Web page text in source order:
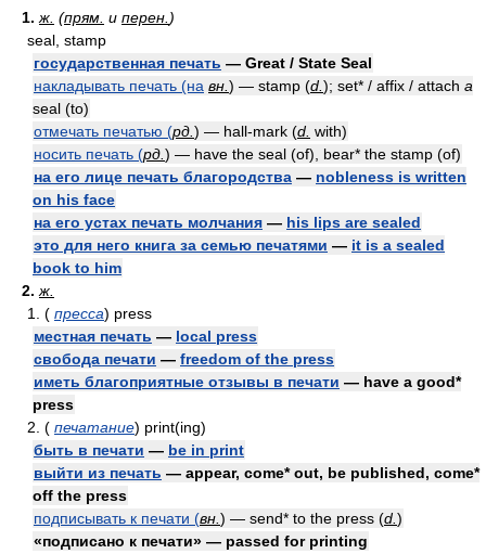
1. ж. (прям. и перен. )
seal, stamp
государственная печать — Great / State Seal
накладывать печать (на вн. ) — stamp (d. ); set* / affix / attach a
seal (to)
отмечать печатью (рд. ) — hall-mark (d. with)
носить печать (рд. ) — have the seal (of), bear* the stamp (of)
на его лице печать благородства — nobleness is written
on his face
на его устах печать молчания — his lips are sealed
это для него книга за семью печатями — it is a sealed
book to him
2. ж.
1. ( пресса) press
местная печать — local press
свобода печати — freedom of the press
иметь благоприятные отзывы в печати — have a good*
press
2. ( печатание) print(ing)
быть в печати — be in print
выйти из печать — appear, come* out, be published, come*
off the press
подписывать к печати (вн. ) — send* to the press (d. )
«подписано к печати» — passed for printing